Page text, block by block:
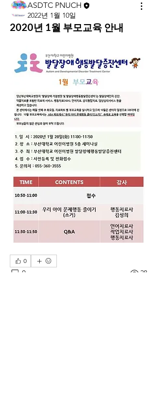
ASDTC PNUCH
2022년 1월 10일
2020년 1월 부모교육 안내
0
0 28